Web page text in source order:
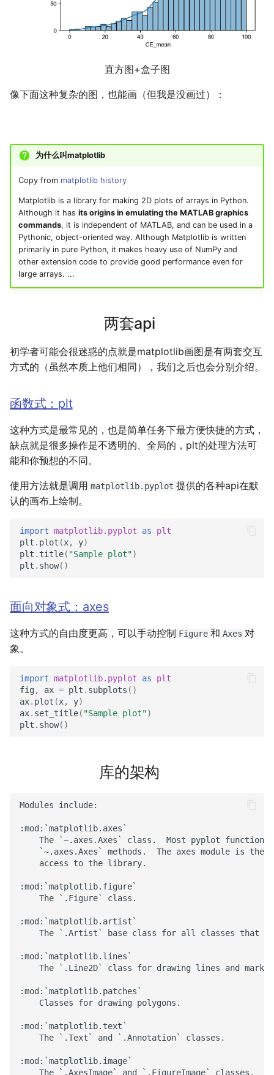
阈值距离内邻居最少的城
排队上电梯
多多传送门
多多读书
灵动坐标系
NAS
SAS
VSCode
直方图+盒子图
像下面这种复杂的图，也能画（但我是没画过）：
为什么叫matplotlib
Copy from matplotlib history
Matplotlib is a library for making 2D plots of arrays in Python.
Although it has its origins in emulating the MATLAB graphics
commands, it is independent of MATLAB, and can be used in a
Pythonic, object-oriented way. Although Matplotlib is written
primarily in pure Python, it makes heavy use of NumPy and
other extension code to provide good performance even for
large arrays. ...
两套api
初学者可能会很迷惑的点就是matplotlib画图是有两套交互
方式的（虽然本质上他们相同），我们之后也会分别介绍。
函数式：plt
这种方式是最常见的，也是简单任务下最方便快捷的方式，
缺点就是很多操作是不透明的、全局的，plt的处理方法可
能和你预想的不同。
使用方法就是调用 matplotlib.pyplot 提供的各种api在默
认的画布上绘制。
import matplotlib.pyplot as
plt
plt . plot (x, y)
plt . title( "Sample plot")
plt . show()
面向对象式：axes
这种方式的自由度更高，可以手动控制 Figure 和 Axes 对
象。
import matplotlib.pyplot as
plt
fig, ax = plt . subplots ()
ax. plot (x, y)
ax. set_title( "Sample plot")
plt . show()
库的架构
Modules include:
:mod:`matplotlib.axes`
The `~.axes.Axes` class.  Most pyplot functions
`~.axes.Axes` methods.  The axes module is the
    access to the library.
:mod:`matplotlib.figure`
    The `.Figure` class.
:mod:`matplotlib.artist`
The `.Artist` base class for all classes that
:mod:`matplotlib.lines`
The `.Line2D` class for drawing lines and
:mod:`matplotlib.patches`
    Classes for drawing polygons.
:mod:`matplotlib.text`
    The `.Text` and `.Annotation` classes.
:mod:`matplotlib.image`
    The `.AxesImage` and `.FigureImage` classes.